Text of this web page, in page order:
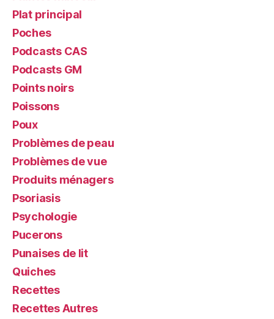
Plat principal
Poches
Podcasts CAS
Podcasts GM
Points noirs
Poissons
Poux
Problèmes de peau
Problèmes de vue
Produits ménagers
Psoriasis
Psychologie
Pucerons
Punaises de lit
Quiches
Recettes
Recettes Autres